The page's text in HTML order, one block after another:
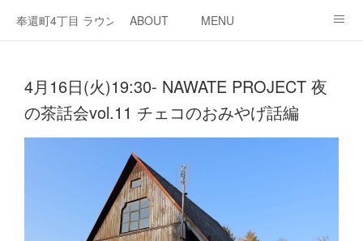
奉還町4丁目 ラウンジ・カド
ABOUT MENU
4月16日(火)19:30- NAWATE PROJECT 夜
の茶話会vol.11 チェコのおみやげ話編